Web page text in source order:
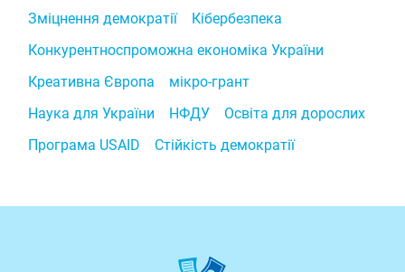
Зміцнення демократії
Кібербезпека
Конкурентноспроможна економіка України
Креативна Європа
мікро-грант
Наука для України
НФДУ
Освіта для дорослих
Програма USAID
Стійкість демократії